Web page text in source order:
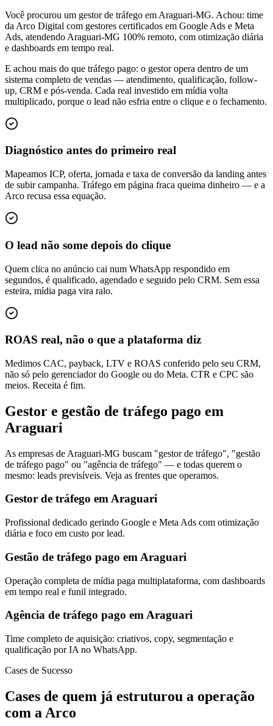
Você procurou um gestor de tráfego em Araguari-MG. Achou: time
da Arco Digital com gestores certificados em Google Ads e Meta
Ads, atendendo Araguari-MG 100% remoto, com otimização diária
e dashboards em tempo real.
E achou mais do que tráfego pago: o gestor opera dentro de um
sistema completo de vendas — atendimento, qualificação, follow-
up, CRM e pós-venda. Cada real investido em mídia volta
multiplicado, porque o lead não esfria entre o clique e o fechamento.
Diagnóstico antes do primeiro real
Mapeamos ICP, oferta, jornada e taxa de conversão da landing antes
de subir campanha. Tráfego em página fraca queima dinheiro — e a
Arco recusa essa equação.
O lead não some depois do clique
Quem clica no anúncio cai num WhatsApp respondido em
segundos, é qualificado, agendado e seguido pelo CRM. Sem essa
esteira, mídia paga vira ralo.
ROAS real, não o que a plataforma diz
Medimos CAC, payback, LTV e ROAS conferido pelo seu CRM,
não só pelo gerenciador do Google ou do Meta. CTR e CPC são
meios. Receita é fim.
Gestor e gestão de tráfego pago em
Araguari
As empresas de Araguari-MG buscam "gestor de tráfego", "gestão
de tráfego pago" ou "agência de tráfego" — e todas querem o
mesmo: leads previsíveis. Veja as frentes que operamos.
Gestor de tráfego em Araguari
Profissional dedicado gerindo Google e Meta Ads com otimização
diária e foco em custo por lead.
Gestão de tráfego pago em Araguari
Operação completa de mídia paga multiplataforma, com dashboards
em tempo real e funil integrado.
Agência de tráfego pago em Araguari
Time completo de aquisição: criativos, copy, segmentação e
qualificação por IA no WhatsApp.
Cases de Sucesso
Cases de quem já estruturou a operação
com a Arco